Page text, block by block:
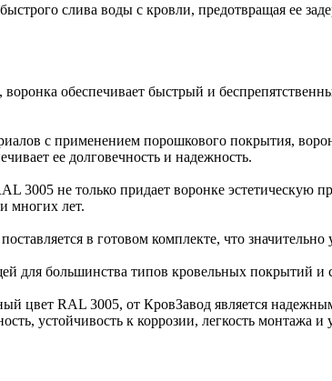
слива воды с кровли, предотвращая ее
обеспечивает быстрый и
с применением порошкового покрытия,
ее долговечность и надежность.
3005 не только придает воронке эстетическую
многих лет.
в готовом комплекте, что
для большинства типов кровельных покрытий и
цвет RAL 3005, от КровЗавод является
устойчивость к коррозии, легкость монтажа и